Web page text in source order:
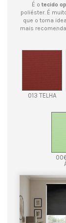
É o tecido
poliéster. É
que o torna
mais
013 TELHA